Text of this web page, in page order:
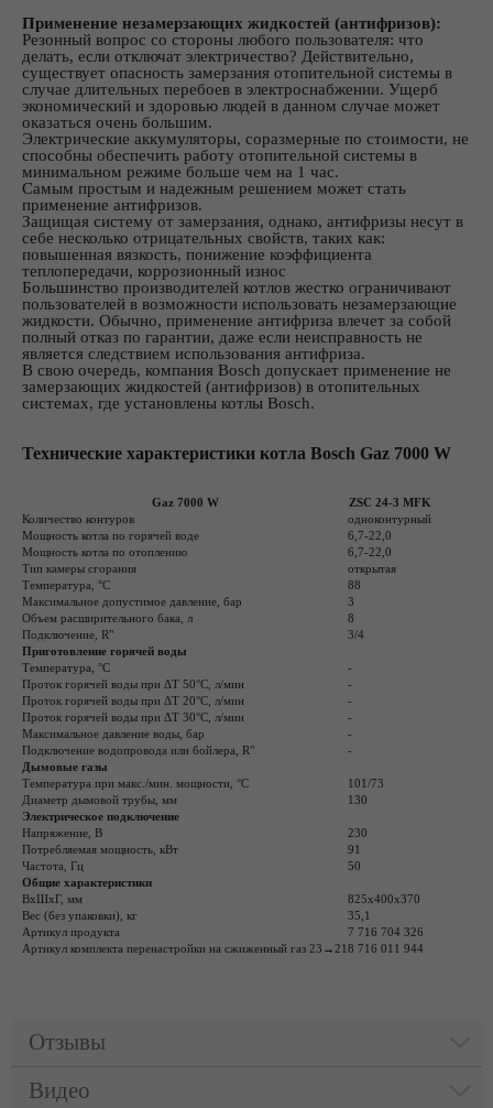
Применение незамерзающих жидкостей (антифризов):
Резонный вопрос со стороны любого пользователя: что
делать, если отключат электричество? Действительно,
существует опасность замерзания отопительной системы в
случае длительных перебоев в электроснабжении. Ущерб
экономический и здоровью людей в данном случае может
оказаться очень большим.
Электрические аккумуляторы, соразмерные по стоимости, не
способны обеспечить работу отопительной системы в
минимальном режиме больше чем на 1 час.
Самым простым и надежным решением может стать
применение антифризов.
Защищая систему от замерзания, однако, антифризы несут в
себе несколько отрицательных свойств, таких как:
повышенная вязкость, понижение коэффициента
теплопередачи, коррозионный износ
Большинство производителей котлов жестко ограничивают
пользователей в возможности использовать незамерзающие
жидкости. Обычно, применение антифриза влечет за собой
полный отказ по гарантии, даже если неисправность не
является следствием использования антифриза.
В свою очередь, компания Bosch допускает применение не
замерзающих жидкостей (антифризов) в отопительных
системах, где установлены котлы Bosch.
Технические характеристики котла Bosch Gaz 7000 W
Gaz 7000 W
ZSC 24-3 MFK
Количество контуров
одноконтурный
Мощность котла по горячей воде
6,7-22,0
Мощность котла по отоплению
6,7-22,0
Тип камеры сгорания
открытая
Температура, °C
88
Максимальное допустимое давление, бар
3
Объем расширительного бака, л
8
Подключение, R"
3/4
Приготовление горячей воды
Температура, °C
-
Проток горячей воды при ΔТ 50°C, л/мин
-
Проток горячей воды при ΔТ 20°C, л/мин
-
Проток горячей воды при ΔТ 30°C, л/мин
-
Максимальное давление воды, бар
-
Подключение водопровода или бойлера, R"
-
Дымовые газы
Температура при макс./мин. мощности, °C
101/73
Диаметр дымовой трубы, мм
130
Электрическое подключение
Напряжение, В
230
Потребляемая мощность, кВт
91
Частота, Гц
50
Общие характеристики
ВxШxГ, мм
825x400x370
Вес (без упаковки), кг
35,1
Артикул продукта
7 716 704 326
Артикул комплекта перенастройки на сжиженный газ 23→21 8 716 011 944
Отзывы
Видео